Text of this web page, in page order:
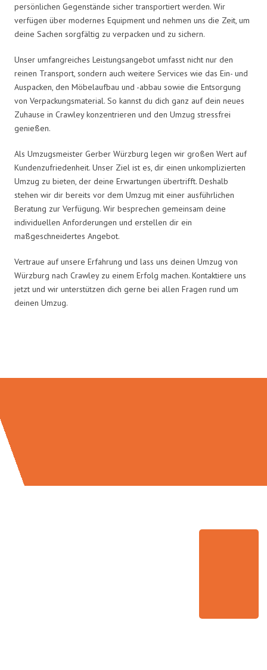
persönlichen Gegenstände sicher transportiert werden. Wir
verfügen über modernes Equipment und nehmen uns die Zeit, um
deine Sachen sorgfältig zu verpacken und zu sichern.
Unser umfangreiches Leistungsangebot umfasst nicht nur den
reinen Transport, sondern auch weitere Services wie das Ein- und
Auspacken, den Möbelaufbau und -abbau sowie die Entsorgung
von Verpackungsmaterial. So kannst du dich ganz auf dein neues
Zuhause in Crawley konzentrieren und den Umzug stressfrei
genießen.
Als Umzugsmeister Gerber Würzburg legen wir großen Wert auf
Kundenzufriedenheit. Unser Ziel ist es, dir einen unkomplizierten
Umzug zu bieten, der deine Erwartungen übertrifft. Deshalb
stehen wir dir bereits vor dem Umzug mit einer ausführlichen
Beratung zur Verfügung. Wir besprechen gemeinsam deine
individuellen Anforderungen und erstellen dir ein
maßgeschneidertes Angebot.
Vertraue auf unsere Erfahrung und lass uns deinen Umzug von
Würzburg nach Crawley zu einem Erfolg machen. Kontaktiere uns
jetzt und wir unterstützen dich gerne bei allen Fragen rund um
deinen Umzug.